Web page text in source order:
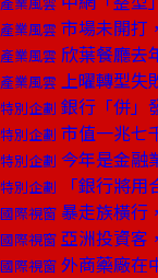
產業風雲 市場未開打
產業風雲 欣葉餐廳去
產業風雲 上曜轉型失
特別企劃 銀行「併」
特別企劃 市值一兆七
特別企劃 今年是金融
特別企劃 「銀行將用
國際視窗 暴走族橫行
國際視窗 亞洲投資客
國際視窗 外商藥廠在